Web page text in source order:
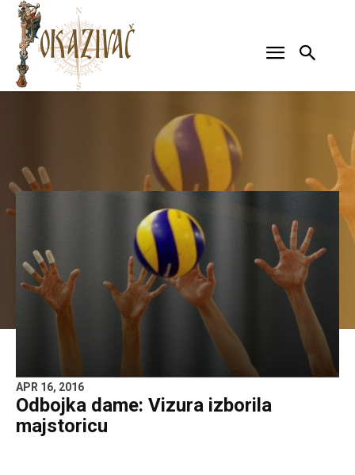
APR 16, 2016
Odbojka dame: Vizura izborila
majstoricu